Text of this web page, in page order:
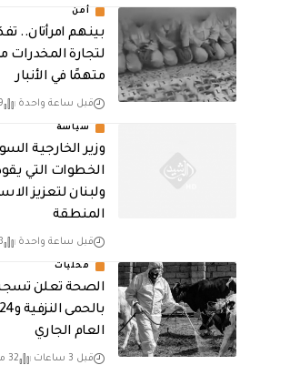
أمن
بينهم امرأتان..
متهمًا في الأنبار
قبل ساعة واحدة 9
سياسة
وزير الخارجية
الخطوات التي
ولبنان لتعزيز
المنطقة
قبل ساعة واحدة 8
محليات
العام الجاري
قبل 3 ساعات 32 مشاهدات